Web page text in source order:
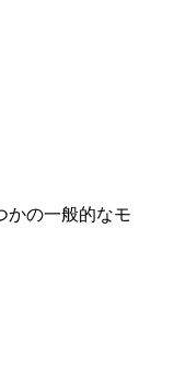
かの一般的なモ